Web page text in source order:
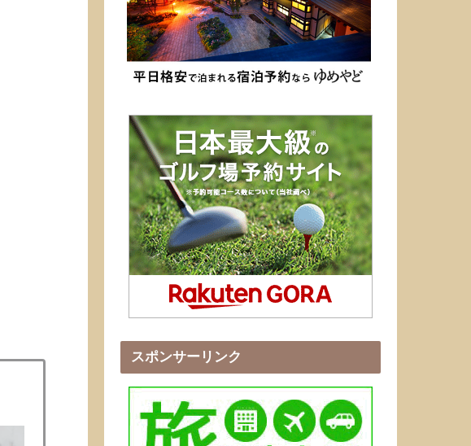
スポンサーリンク